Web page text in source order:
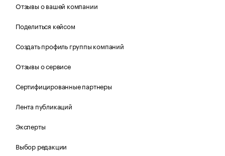
Отзывы о вашей компании
Поделиться кейсом
Создать профиль группы компаний
Отзывы о сервисе
Сертифицированные партнеры
Лента публикаций
Эксперты
Выбор редакции